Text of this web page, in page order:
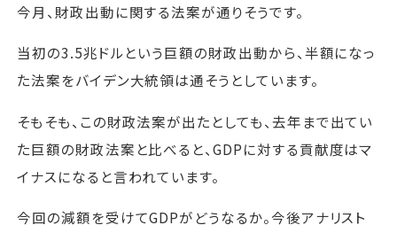
今月、財政出動に関する法案が通りそうです。
当初の3.5兆ドルという巨額の財政出動から、半額になっ
た法案をバイデン大統領は通そうとしています。
そもそも、この財政法案が出たとしても、去年まで出てい
た巨額の財政法案と比べると、GDPに対する貢献度はマ
イナスになると言われています。
今回の減額を受けてGDPがどうなるか。今後アナリスト